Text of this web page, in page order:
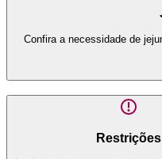
Confira a necessidade de
Restrições